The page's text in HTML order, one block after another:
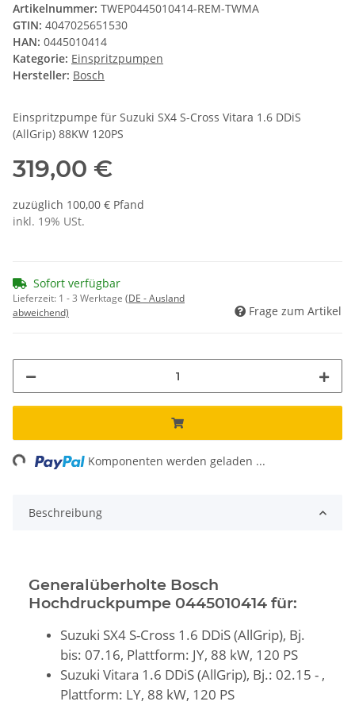
Artikelnummer: TWEP0445010414-REM-TWMA
GTIN: 4047025651530
HAN: 0445010414
Kategorie: Einspritzpumpen
Hersteller: Bosch
Einspritzpumpe für Suzuki SX4 S-Cross Vitara 1.6 DDiS
(AllGrip) 88KW 120PS
319,00 €
zuzüglich 100,00 € Pfand
inkl. 19% USt.
Sofort verfügbar
Lieferzeit: 1 - 3 Werktage (DE - Ausland
abweichend)
Frage zum Artikel
Komponenten werden geladen ...
Beschreibung
Generalüberholte Bosch
Hochdruckpumpe 0445010414 für:
Suzuki SX4 S-Cross 1.6 DDiS (AllGrip), Bj.
bis: 07.16, Plattform: JY, 88 kW, 120 PS
Suzuki Vitara 1.6 DDiS (AllGrip), Bj.: 02.15 - ,
Plattform: LY, 88 kW, 120 PS